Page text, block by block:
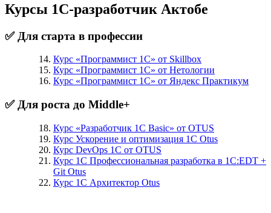
Курсы 1С-разработчик Актобе
✅ Для старта в профессии
Курс «Программист 1С» от Skillbox
Курс «Программист 1С» от Нетологии
Курс «Программист 1С» от Яндекс Практикум
✅ Для роста до Middle+
Курс «Разработчик 1С Basic» от OTUS
Курс Ускорение и оптимизация 1С Otus
Курс DevOps 1С от OTUS
Курс 1С Профессиональная разработка в 1С:EDT +
Git Otus
Курс 1С Архитектор Otus